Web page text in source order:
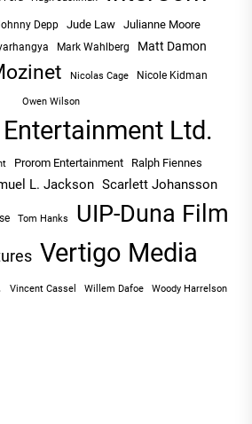
Depp Jude Law Julianne Moore
Mark Wahlberg Matt Damon
Nicolas Cage Nicole Kidman
Owen Wilson
Ltd.
Prorom Entertainment Ralph Fiennes
L. Jackson Scarlett Johansson
Tom Hanks UIP-Duna Film
Vertigo Media
Vincent Cassel Willem Dafoe Woody Harrelson